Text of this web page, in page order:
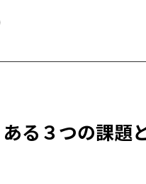
る３つの課題